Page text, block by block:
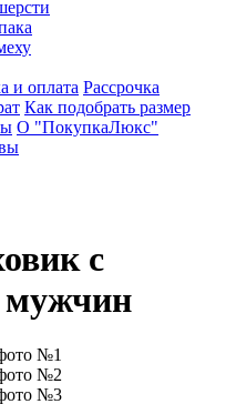
и оплата Рассрочка
Как подобрать размер
О "ПокупкаЛюкс"
с